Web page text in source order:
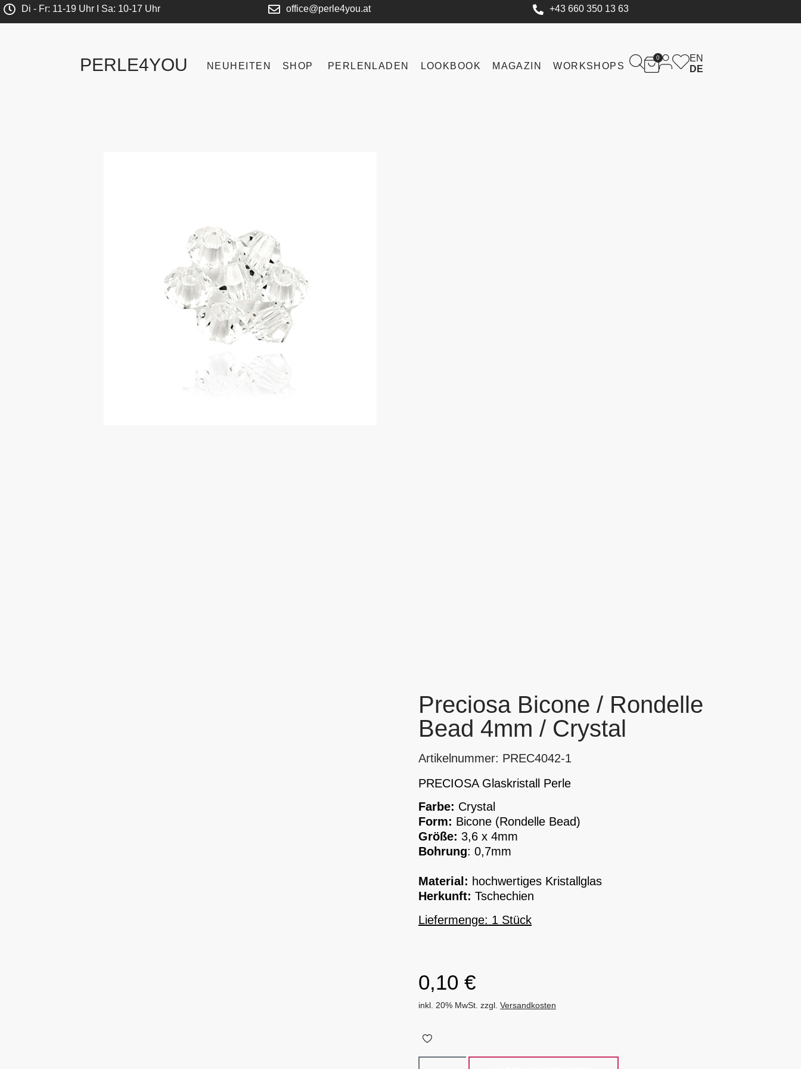
Di - Fr: 11-19 Uhr I Sa: 10-17 Uhr office@perle4you.at +43 660 350 13 63
PERLE4YOU NEUHEITEN SHOP PERLENLADEN LOOKBOOK MAGAZIN WORKSHOPS
0
EN
DE
Preciosa Bicone / Rondelle
Bead 4mm / Crystal
Artikelnummer: PREC4042-1
PRECIOSA Glaskristall Perle
Farbe: Crystal
Form: Bicone (Rondelle Bead)
Größe: 3,6 x 4mm
Bohrung: 0,7mm
Material: hochwertiges Kristallglas
Herkunft: Tschechien
Liefermenge: 1 Stück
0,10 €
inkl. 20% MwSt. zzgl. Versandkosten